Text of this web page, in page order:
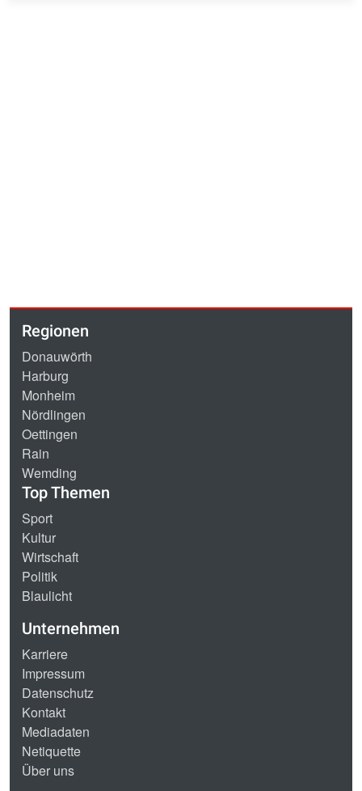
Regionen
Donauwörth
Harburg
Monheim
Nördlingen
Oettingen
Rain
Wemding
Top Themen
Sport
Kultur
Wirtschaft
Politik
Blaulicht
Unternehmen
Karriere
Impressum
Datenschutz
Kontakt
Mediadaten
Netiquette
Über uns